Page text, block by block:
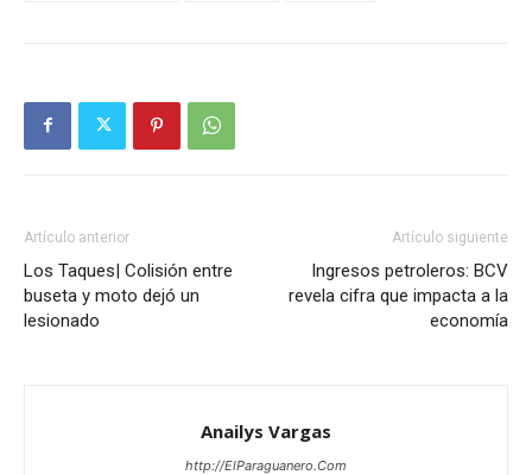
Artículo anterior
Los Taques| Colisión entre
buseta y moto dejó un
lesionado
Artículo siguiente
Ingresos petroleros: BCV
revela cifra que impacta a la
economía
Anailys Vargas
http://ElParaguanero.Com